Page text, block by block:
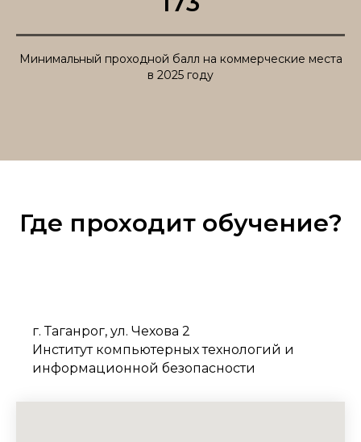
Минимальный проходной балл на коммерческие места
в 2025 году
Где проходит обучение?
г. Таганрог, ул. Чехова 2
Институт компьютерных технологий и
информационной безопасности